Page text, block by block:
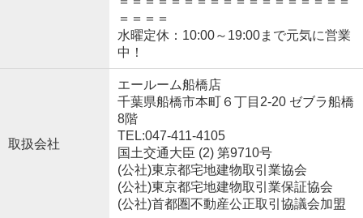
＝＝＝＝
水曜定休：10:00～19:00まで元気に営業
中！
取扱会社
エールーム船橋店
千葉県船橋市本町６丁目2-20 ゼブラ船橋
8階
TEL:047-411-4105
国土交通大臣 (2) 第9710号
(公社)東京都宅地建物取引業協会
(公社)東京都宅地建物取引業保証協会
(公社)首都圏不動産公正取引協議会加盟